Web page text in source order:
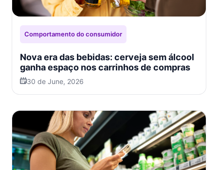
Comportamento do consumidor
Nova era das bebidas: cerveja sem álcool
ganha espaço nos carrinhos de compras
30 de June, 2026